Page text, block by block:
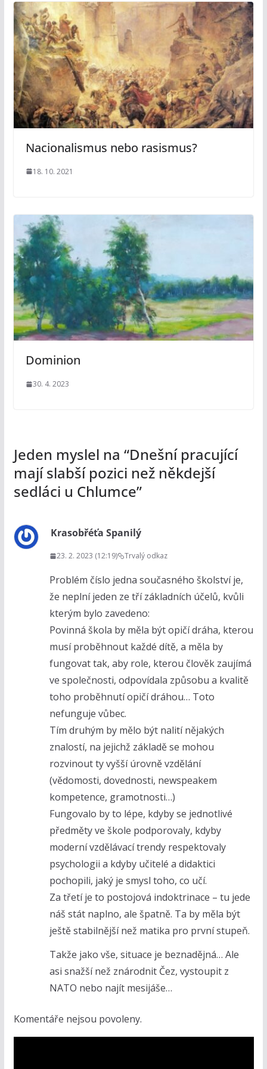
Nacionalismus nebo rasismus?
18. 10. 2021
Dominion
30. 4. 2023
Jeden myslel na “Dnešní pracující
mají slabší pozici než někdejší
sedláci u Chlumce”
Krasobřéťa Spanilý
23. 2. 2023 (12:19) Trvalý odkaz
Problém číslo jedna současného školství je,
že neplní jeden ze tří základních účelů, kvůli
kterým bylo zavedeno:
Povinná škola by měla být opičí dráha, kterou
musí proběhnout každé dítě, a měla by
fungovat tak, aby role, kterou člověk zaujímá
ve společnosti, odpovídala způsobu a kvalitě
toho proběhnutí opičí dráhou… Toto
nefunguje vůbec.
Tím druhým by mělo být nalití nějakých
znalostí, na jejichž základě se mohou
rozvinout ty vyšší úrovně vzdělání
(vědomosti, dovednosti, newspeakem
kompetence, gramotnosti…)
Fungovalo by to lépe, kdyby se jednotlivé
předměty ve škole podporovaly, kdyby
moderní vzdělávací trendy respektovaly
psychologii a kdyby učitelé a didaktici
pochopili, jaký je smysl toho, co učí.
Za třetí je to postojová indoktrinace – tu jede
náš stát naplno, ale špatně. Ta by měla být
ještě stabilnější než matika pro první stupeň.
Takže jako vše, situace je beznadějná… Ale
asi snažší než znárodnit Čez, vystoupit z
NATO nebo najít mesijáše…
Komentáře nejsou povoleny.